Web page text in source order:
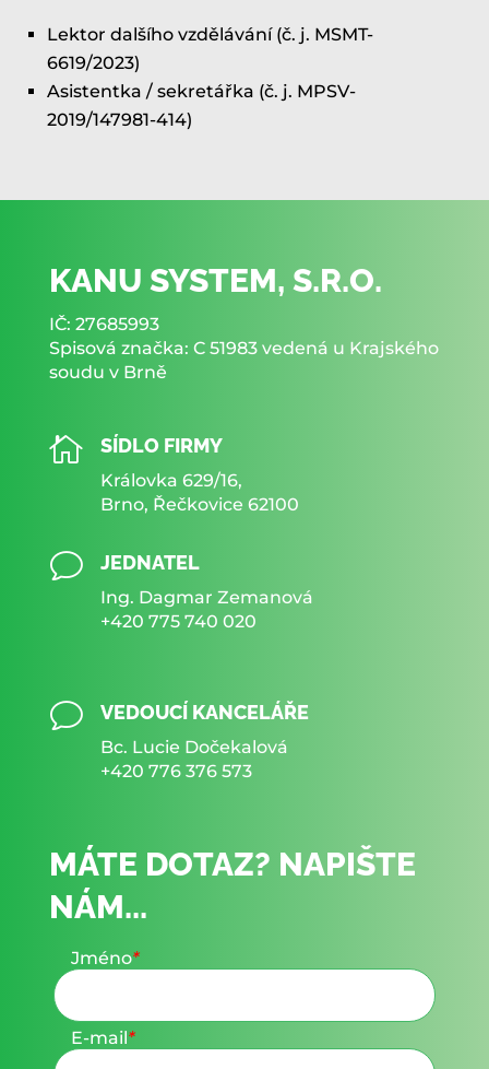
Lektor dalšího vzdělávání (č. j. MSMT-
6619/2023)
Asistentka / sekretářka (č. j. MPSV-
2019/147981-414)
KANU SYSTEM, S.R.O.
IČ: 27685993
Spisová značka: C 51983 vedená u Krajského
soudu v Brně
 SÍDLO FIRMY
Královka 629/16,
Brno, Řečkovice 62100
v JEDNATEL
Ing. Dagmar Zemanová
+420 775 740 020
v VEDOUCÍ KANCELÁŘE
Bc. Lucie Dočekalová
+420 776 376 573
MÁTE DOTAZ? NAPIŠTE
NÁM...
Jméno*
E-mail*